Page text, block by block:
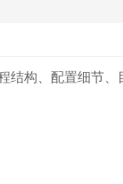
结构、配置细节